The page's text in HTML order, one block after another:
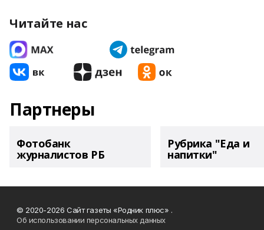
Читайте нас
Партнеры
Фотобанк
журналистов РБ
Рубрика "Еда и
напитки"
© 2020-2026 Сайт газеты «Родник плюс» .
Об использовании персональных данных